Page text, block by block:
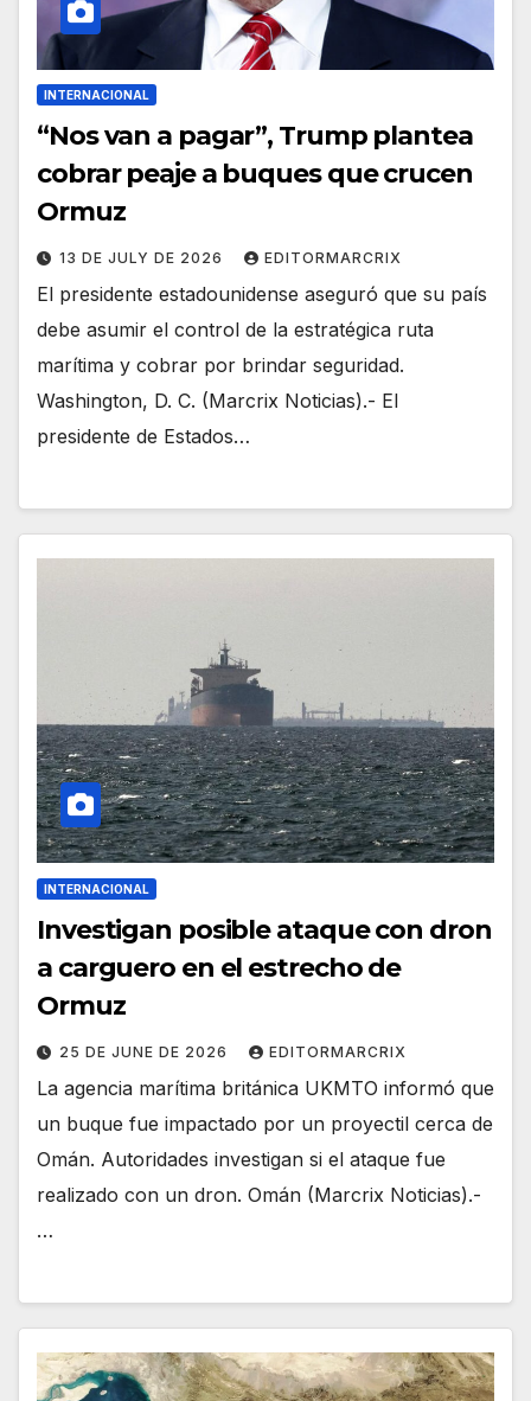
INTERNACIONAL
“Nos van a pagar”, Trump plantea
cobrar peaje a buques que crucen
Ormuz
13 DE JULY DE 2026 EDITORMARCRIX
El presidente estadounidense aseguró que su país
debe asumir el control de la estratégica ruta
marítima y cobrar por brindar seguridad.
Washington, D. C. (Marcrix Noticias).- El
presidente de Estados…
INTERNACIONAL
Investigan posible ataque con dron
a carguero en el estrecho de
Ormuz
25 DE JUNE DE 2026 EDITORMARCRIX
La agencia marítima británica UKMTO informó que
un buque fue impactado por un proyectil cerca de
Omán. Autoridades investigan si el ataque fue
realizado con un dron. Omán (Marcrix Noticias).-
…